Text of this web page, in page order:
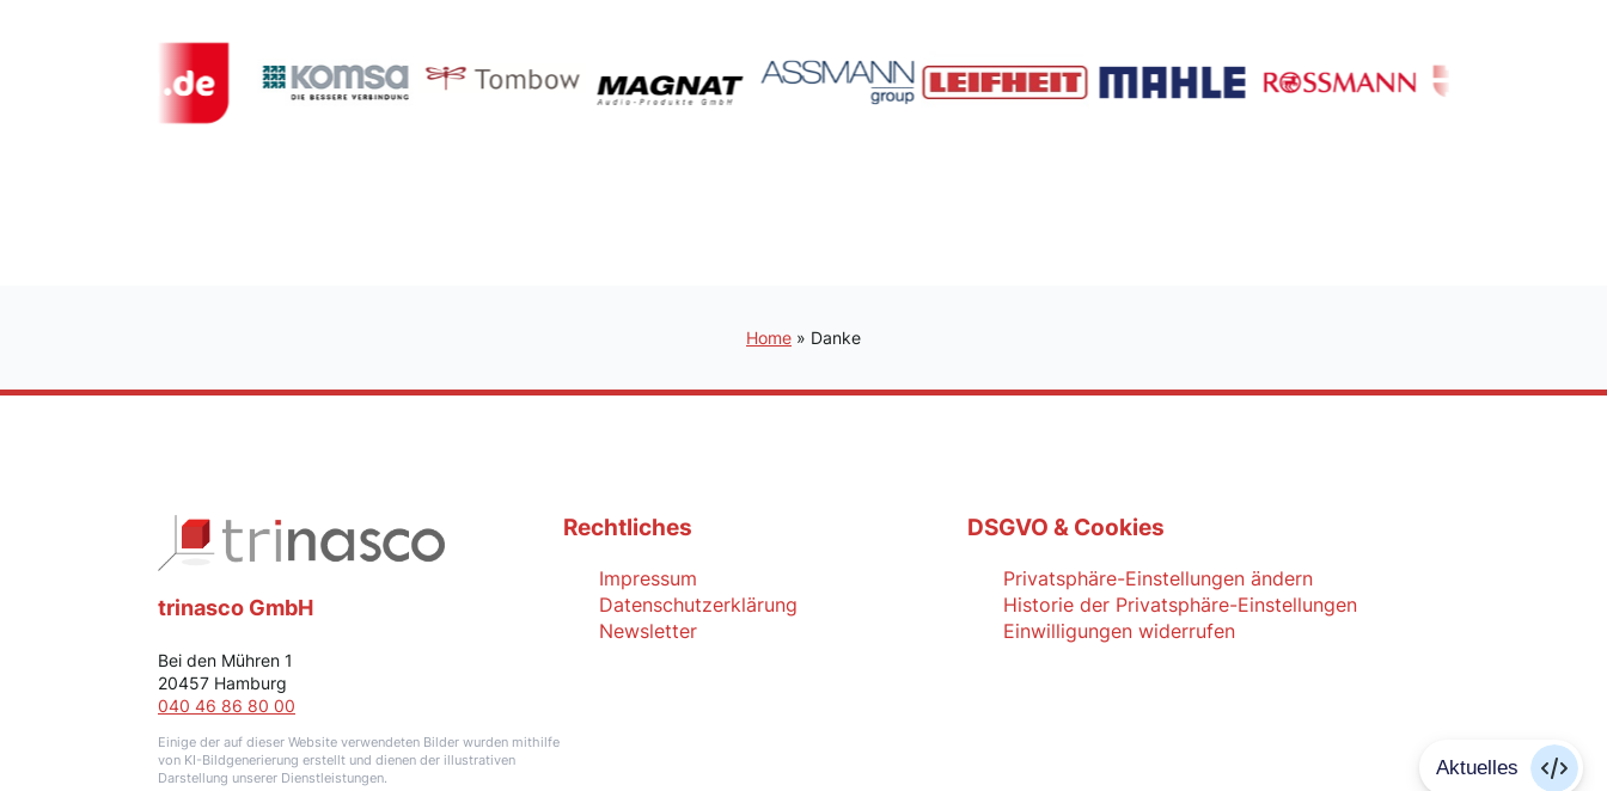
Home » Danke
trinasco GmbH
Bei den Mühren 1
20457 Hamburg
040 46 86 80 00
Einige der auf dieser Website verwendeten Bilder wurden mithilfe
von KI-Bildgenerierung erstellt und dienen der illustrativen
Darstellung unserer Dienstleistungen.
Rechtliches
Impressum
Datenschutzerklärung
Newsletter
DSGVO & Cookies
Privatsphäre-Einstellungen ändern
Historie der Privatsphäre-Einstellungen
Einwilligungen widerrufen